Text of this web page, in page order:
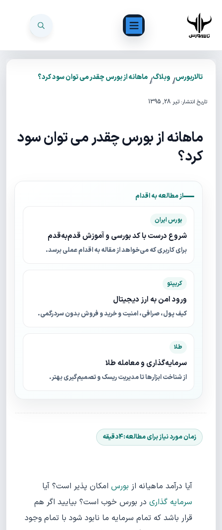
تالاربورس/ وبلاگ/ماهانه از بورس چقدر می توان سود کرد؟
تاریخ انتشار:تیر 28, 1395
ماهانه از بورس چقدر می توان سود
کرد؟
از مطالعه به اقدام
بورس ایران
شروع درست با کد بورسی و آموزش قدم‌به‌قدم
برای کاربری که می‌خواهد از مقاله به اقدام عملی برسد.
کریپتو
ورود امن به ارز دیجیتال
کیف پول، صرافی، امنیت و خرید و فروش بدون سردرگمی.
طلا
سرمایه‌گذاری و معامله طلا
از شناخت ابزارها تا مدیریت ریسک و تصمیم‌گیری بهتر.
آیا درآمد ماهیانه از بورس امکان پذیر است؟ آیا
سرمایه گذاری در بورس خوب است؟ بیایید اگر هم
قرار باشد که تمام سرمایه ما نابود شود با تمام وجود